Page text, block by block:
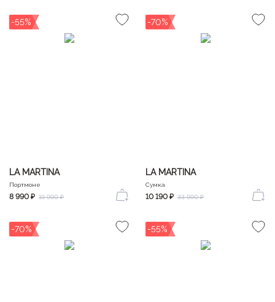
-55%
LA MARTINA
Портмоне
8 990 ₽ 19 990 ₽
-70%
LA MARTINA
Сумка
10 190 ₽ 33 990 ₽
-70% -55%